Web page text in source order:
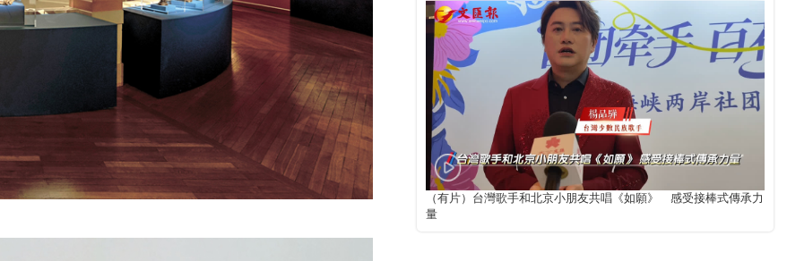
（有片）台灣歌手和北京小朋友共唱《如願》 感受接棒式傳承力
量